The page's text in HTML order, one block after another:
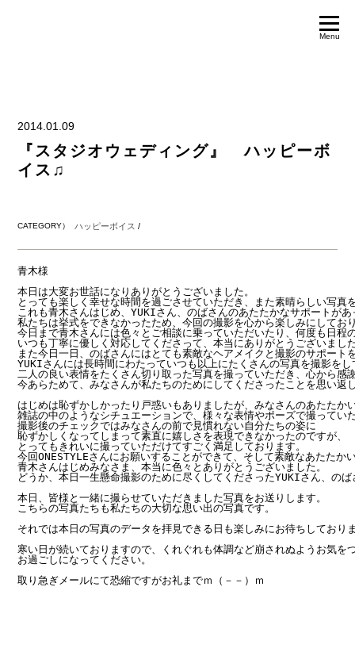
Menu
2014.01.09
『スタジオウェディング』 ハッピーボ
イス♫
CATEGORY） ハッピーボイス /
青木様
本日は大変お世話になりありがとうございました。
とっても楽しく幸せな時間を過ごさせていただき、また素晴らしい写
これも青木さんはじめ、YUKIさん、のばさんのあたたかなサポートが
私たちは挙式をできなかったため、今回の撮影を心から楽しみにしてお
今日まで青木さんには色々とご相談に乗っていただいたり、何度も日
いつも丁寧に優しく対応してくださって、本当にありがとうございまし
また今日一日、のばさんにはとても素敵なヘアメイクと撮影のサポート
YUKIさんには長時間にわたっていつも以上にたくさんの写真を撮影を
二人の良い表情をたくさん切り取った写真を撮っていただき、心から感
今あらためて、みなさんが私たちのためにしてくださったことを思い返
はじめは恥ずかしかったり戸惑いもありましたが、みなさんのあたた
雑誌の中のようなシチュエーションで、様々な表情やポーズで撮ってい
撮影後のチェックではみなさんの前で見慣れない自分たちの姿に
恥ずかしくなってしまって素直に嬉しさを表現できなかったのですが、
とってもきれいに撮っていただけてすごく満足しております。
今回ONESTYLEさんにお願いすることができて、そして素敵なあたた
青木さんはじめみなさま、本当に色々とありがとうございました。
どうか、本日一生懸命撮影のために尽くしてくださったYUKIさん、の
本日、皆様と一緒に撮らせていただきました写真をお送りします。
こちらの写真たちも私たちの大切な思い出の写真です。
それでは本日の写真のデータを拝見できる日も楽しみにお待ちしており
寒い日が続いておりますので、くれぐれも体調など崩されぬようお気を
お過ごしになってください。
取り急ぎメールにて恐縮ですがお礼までｍ（－－）ｍ